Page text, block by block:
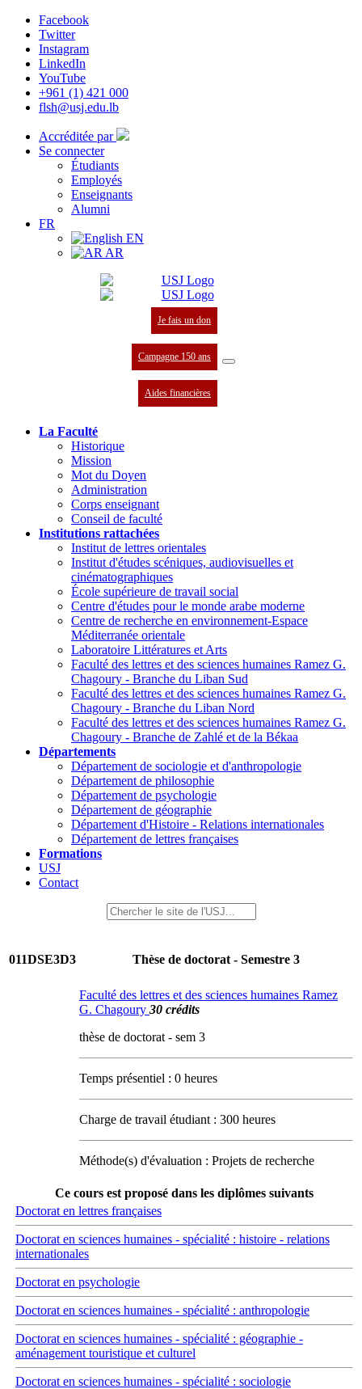
Facebook
Twitter
Instagram
LinkedIn
YouTube
+961 (1) 421 000
flsh@usj.edu.lb
Accréditée par
Se connecter
Étudiants
Employés
Enseignants
Alumni
FR
EN
AR
Je fais un don
Campagne 150 ans
Aides financières
La Faculté
Historique
Mission
Mot du Doyen
Administration
Corps enseignant
Conseil de faculté
Institutions rattachées
Institut de lettres orientales
Institut d'études scéniques, audiovisuelles et
cinématographiques
École supérieure de travail social
Centre d'études pour le monde arabe moderne
Centre de recherche en environnement-Espace
Méditerranée orientale
Laboratoire Littératures et Arts
Faculté des lettres et des sciences humaines Ramez G.
Chagoury - Branche du Liban Sud
Faculté des lettres et des sciences humaines Ramez G.
Chagoury - Branche du Liban Nord
Faculté des lettres et des sciences humaines Ramez G.
Chagoury - Branche de Zahlé et de la Békaa
Départements
Département de sociologie et d'anthropologie
Département de philosophie
Département de psychologie
Département de géographie
Département d'Histoire - Relations internationales
Département de lettres françaises
Formations
USJ
Contact
011DSE3D3 Thèse de doctorat - Semestre 3
Faculté des lettres et des sciences humaines Ramez
G. Chagoury 30 crédits
thèse de doctorat - sem 3
Temps présentiel : 0 heures
Charge de travail étudiant : 300 heures
Méthode(s) d'évaluation : Projets de recherche
Ce cours est proposé dans les diplômes suivants
Doctorat en lettres françaises
Doctorat en sciences humaines - spécialité : histoire - relations
internationales
Doctorat en psychologie
Doctorat en sciences humaines - spécialité : anthropologie
Doctorat en sciences humaines - spécialité : géographie -
aménagement touristique et culturel
Doctorat en sciences humaines - spécialité : sociologie